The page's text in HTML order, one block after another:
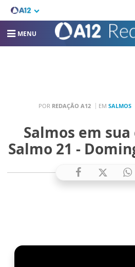
MENU
POR REDAÇÃO A12 EM SALMOS
Salmos em
Salmo 21 -